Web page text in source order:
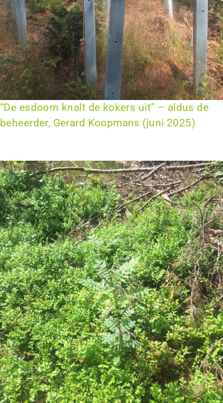
“De esdoorn knalt de kokers uit” – aldus de
beheerder, Gerard Koopmans (juni 2025)